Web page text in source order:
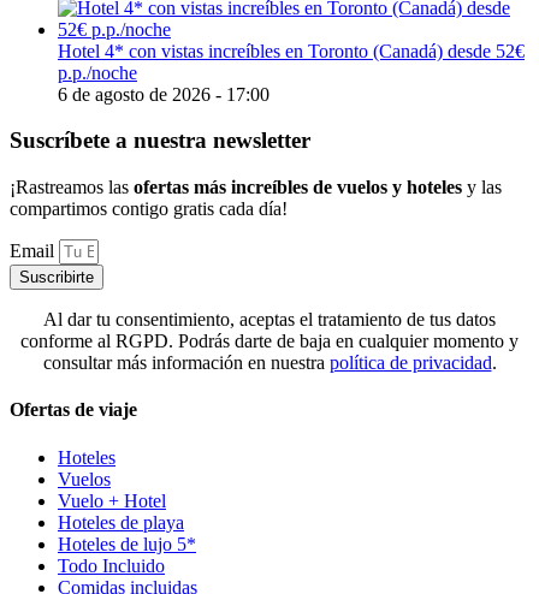
Hotel 4* con vistas increíbles en Toronto (Canadá) desde 52€
p.p./noche
6 de agosto de 2026 - 17:00
Suscríbete a nuestra newsletter
¡Rastreamos las ofertas más increíbles de vuelos y hoteles y las
compartimos contigo gratis cada día!
Email
Suscribirte
Al dar tu consentimiento, aceptas el tratamiento de tus datos
conforme al RGPD. Podrás darte de baja en cualquier momento y
consultar más información en nuestra política de privacidad.
Ofertas de viaje
Hoteles
Vuelos
Vuelo + Hotel
Hoteles de playa
Hoteles de lujo 5*
Todo Incluido
Comidas incluidas